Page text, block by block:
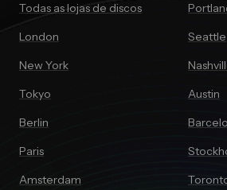
Todas as lojas de discos
London
New York
Tokyo
Berlin
Paris
Amsterdam
Seattle
Austin